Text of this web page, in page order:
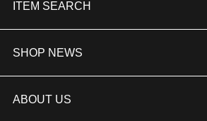
ITEM SEARCH
婚約指輪
結婚指輪
SHOP NEWS
TAKEUCHI BRIDAL金沢本店情報
ABOUT US